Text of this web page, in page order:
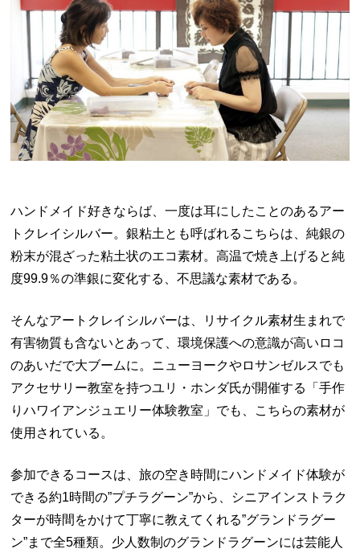
ハンドメイド好きならば、一度は耳にしたことのあるアー
トクレイシルバー。銀粘土とも呼ばれるこちらは、純銀の
粉末が混ざった粘土状のエコ素材。高温で焼き上げると純
度99.9％の準銀に変化する、不思議な素材である。
そんなアートクレイシルバーは、リサイクル素材生まれで
有害物質も含ないとあって、環境保護への意識が高いロコ
のあいだで大ブームに。ニューヨークやロサンゼルスでも
アクセサリー教室を持つユリ・ホンダ氏が開催する「手作
りハワイアンジュエリー体験教室」でも、こちらの素材が
使用されている。
参加できるコースは、旅の空き時間にハンドメイド体験が
できる約1時間の”プチラグーン”から、シニアインストラク
ターが時間をかけて丁寧に教えてくれる”グランドラグー
ン”まで全5種類。少人数制のグランドラグーンには芸能人